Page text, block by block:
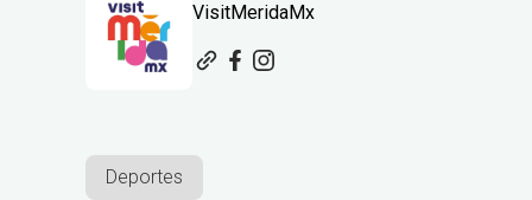
VisitMeridaMx
Deportes